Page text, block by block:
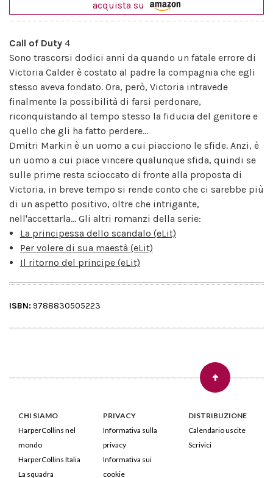
acquista su
Call of Duty 4
Sono trascorsi dodici anni da quando un fatale errore di
Victoria Calder è costato al padre la compagnia che egli
stesso aveva fondato. Ora, però, Victoria intravede
finalmente la possibilità di farsi perdonare,
riconquistando al tempo stesso la fiducia del genitore e
quello che gli ha fatto perdere...
Dmitri Markin è un uomo a cui piacciono le sfide. Anzi, è
un uomo a cui piace vincere qualunque sfida, quindi se
sulle prime resta scioccato di fronte alla proposta di
Victoria, in breve tempo si rende conto che ci sarebbe più
di un aspetto positivo, oltre che intrigante,
nell'accettarla... Gli altri romanzi della serie:
La principessa dello scandalo (eLit)
Per volere di sua maestà (eLit)
Il ritorno del principe (eLit)
ISBN: 9788830505223
CHI SIAMO
HarperCollins nel
mondo
HarperCollins Italia
La squadra
PRIVACY
Informativa sulla
privacy
Informativa sui
cookie
DISTRIBUZIONE
Calendario uscite
Scrivici